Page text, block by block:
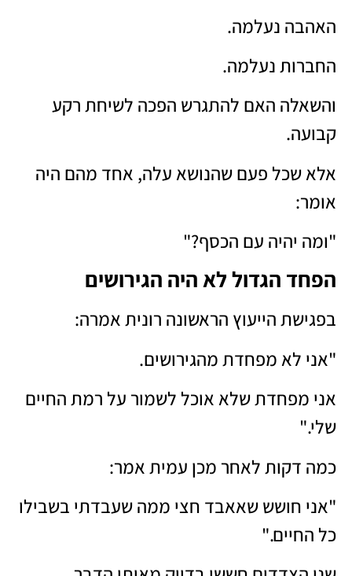
האהבה נעלמה.
החברות נעלמה.
והשאלה האם להתגרש הפכה לשיחת רקע
קבועה.
אלא שכל פעם שהנושא עלה, אחד מהם היה
אומר:
"ומה יהיה עם הכסף?"
הפחד הגדול לא היה הגירושים
בפגישת הייעוץ הראשונה רונית אמרה:
"אני לא מפחדת מהגירושים.
אני מפחדת שלא אוכל לשמור על רמת החיים
שלי."
כמה דקות לאחר מכן עמית אמר:
"אני חושש שאאבד חצי ממה שעבדתי בשבילו
כל החיים."